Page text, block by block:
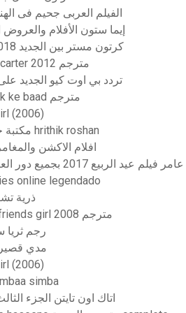
الفيلم العربى جحيم فى
إيما ستون الأفلام والعروض
كرتون مستر بين الجديد 2018 بالعربي
فيلم john carter 2012 مترجم
تردد بي اوت كيو الجديد
Film break ke baad مترجم
(2006)
مكتبة جميع افلام hrithik roshan
افلام الاكشن
عيد الربيع 2017 بجميع دور العرض كامل
online legendado
ذرية
My best friends girl 2008 مترجم
رجم ثريا
مدي قصير 12 2013
(2006)
simba
اتاك اون تايتن الجزء